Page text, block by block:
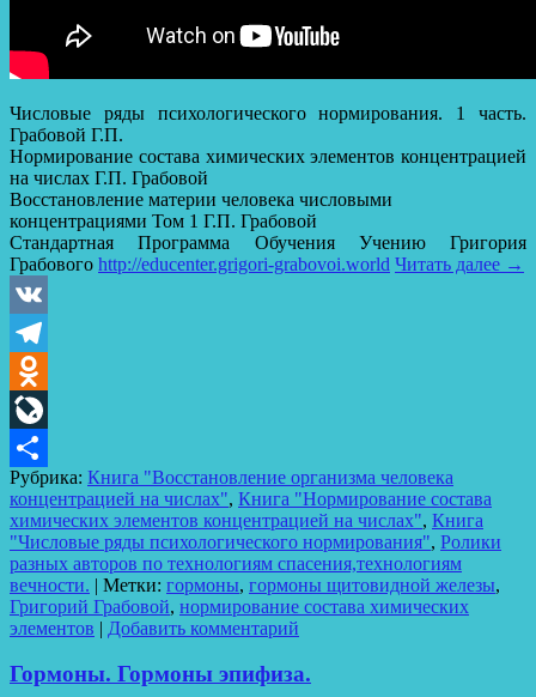
Числовые ряды психологического нормирования. 1 часть.
Грабовой Г.П.
Нормирование состава химических элементов концентрацией
на числах Г.П. Грабовой
Восстановление материи человека числовыми
концентрациями Том 1 Г.П. Грабовой
Стандартная Программа Обучения Учению Григория
Грабового http://educenter.grigori-grabovoi.world Читать далее →
VK
Telegram
Odnoklassniki
LiveJournal
Отправить
Рубрика: Книга "Восстановление организма человека
концентрацией на числах", Книга "Нормирование состава
химических элементов концентрацией на числах", Книга
"Числовые ряды психологического нормирования", Ролики
разных авторов по технологиям спасения,технологиям
вечности. | Метки: гормоны, гормоны щитовидной железы,
Григорий Грабовой, нормирование состава химических
элементов | Добавить комментарий
Гормоны. Гормоны эпифиза.